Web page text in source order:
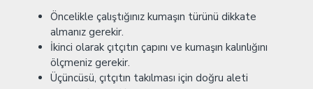
Öncelikle çalıştığınız kumaşın türünü dikkate
almanız gerekir.
İkinci olarak çıtçıtın çapını ve kumaşın kalınlığını
ölçmeniz gerekir.
Üçüncüsü, çıtçıtın takılması için doğru aleti